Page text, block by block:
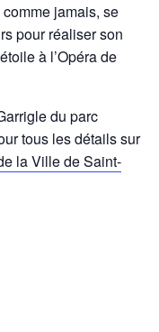
jamais, se
pour réaliser son
à l’Opéra de
du parc
tous les détails sur
la Ville de Saint-